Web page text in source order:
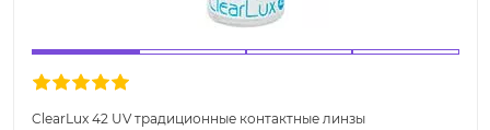
ClearLux 42 UV традиционные контактные линзы